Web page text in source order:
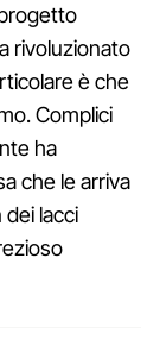
rivoluzionato
è che
Complici
ha
che le arriva
lacci